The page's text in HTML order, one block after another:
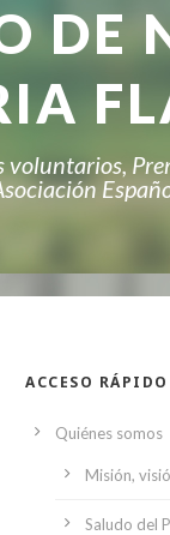
DE
ACCESO RÁPIDO
Quiénes somos
Misión,
Saludo del